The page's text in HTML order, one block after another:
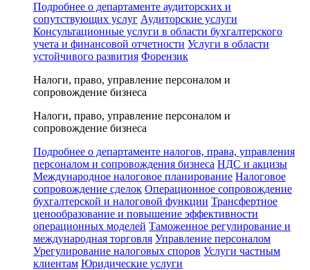
Подробнее о департаменте аудиторских и
сопутствующих услуг Аудиторские услуги
Консультационные услуги в области бухгалтерского
учета и финансовой отчетности Услуги в области
устойчивого развития Форензик
Налоги, право, управление персоналом и
сопровождение бизнеса
Налоги, право, управление персоналом и
сопровождение бизнеса
Подробнее о департаменте налогов, права, управления
персоналом и сопровождения бизнеса НДС и акцизы
Международное налоговое планирование Налоговое
сопровождение сделок Операционное сопровождение
бухгалтерской и налоговой функции Трансфертное
ценообразование и повышение эффективности
операционных моделей Таможенное регулирование и
международная торговля Управление персоналом
Урегулирование налоговых споров Услуги частным
клиентам Юридические услуги